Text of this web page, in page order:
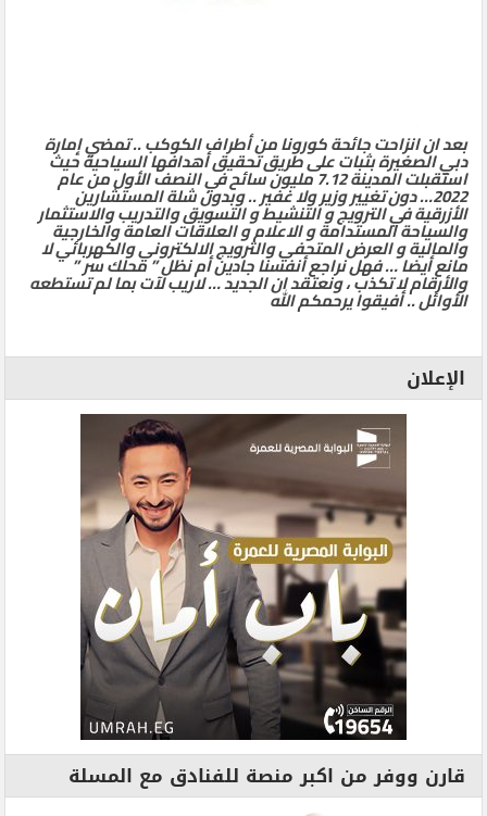
بعد ان انزاحت جائحة كورونا من أطراف الكوكب .. تمضي إمارة
دبي الصغيرة بثبات على طريق تحقيق أهدافها السياحية حيث
استقبلت المدينة 7.12 مليون سائح في النصف الأول من عام
2022… دون تغيير وزير ولا غفير .. وبدون شلة المستشارين
الأزرقية في الترويج و التنشيط و التسويق والتدريب والاستثمار
والسياحة المستدامة و الاعلام و العلاقات العامة والخارجية
والمالية و العرض المتحفي والترويج الالكتروني والكهربائي لا
مانع أيضا … فهل نراجع أنفسنا جادين أم نظل ” محلك سر ”
والأرقام لا تكذب ، ونعتقد ان الجديد … لاريب لآت بما لم تستطعه
الأوائل .. أفيقوا يرحمكم الله
الإعلان
قارن ووفر من اكبر منصة للفنادق مع المسلة